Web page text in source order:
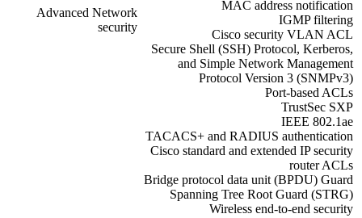
MAC address notification
IGMP filtering
Cisco security VLAN ACL
Secure Shell (SSH) Protocol, Kerberos,
and Simple Network Management
Protocol Version 3 (SNMPv3)
Port-based ACLs
TrustSec SXP
IEEE 802.1ae
TACACS+ and RADIUS authentication
Cisco standard and extended IP security
router ACLs
Bridge protocol data unit (BPDU) Guard
Spanning Tree Root Guard (STRG)
Wireless end-to-end security
Advanced Network
security